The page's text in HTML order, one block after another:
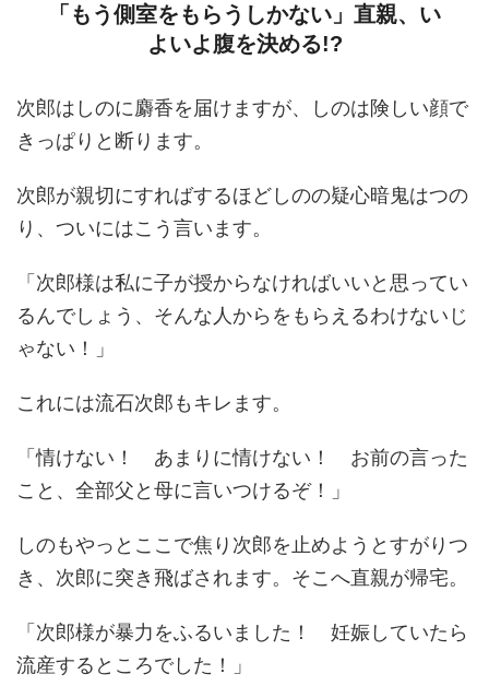
「もう側室をもらうしかない」直親、い
よいよ腹を決める!?
次郎はしのに麝香を届けますが、しのは険しい顔で
きっぱりと断ります。
次郎が親切にすればするほどしのの疑心暗鬼はつの
り、ついにはこう言います。
「次郎様は私に子が授からなければいいと思ってい
るんでしょう、そんな人からをもらえるわけないじ
ゃない！」
これには流石次郎もキレます。
「情けない！ あまりに情けない！ お前の言った
こと、全部父と母に言いつけるぞ！」
しのもやっとここで焦り次郎を止めようとすがりつ
き、次郎に突き飛ばされます。そこへ直親が帰宅。
「次郎様が暴力をふるいました！ 妊娠していたら
流産するところでした！」